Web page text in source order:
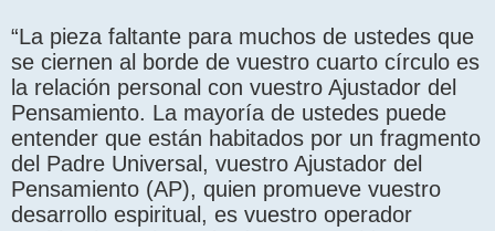
“La pieza faltante para muchos de ustedes que
se ciernen al borde de vuestro cuarto círculo es
la relación personal con vuestro Ajustador del
Pensamiento. La mayoría de ustedes puede
entender que están habitados por un fragmento
del Padre Universal, vuestro Ajustador del
Pensamiento (AP), quien promueve vuestro
desarrollo espiritual, es vuestro operador